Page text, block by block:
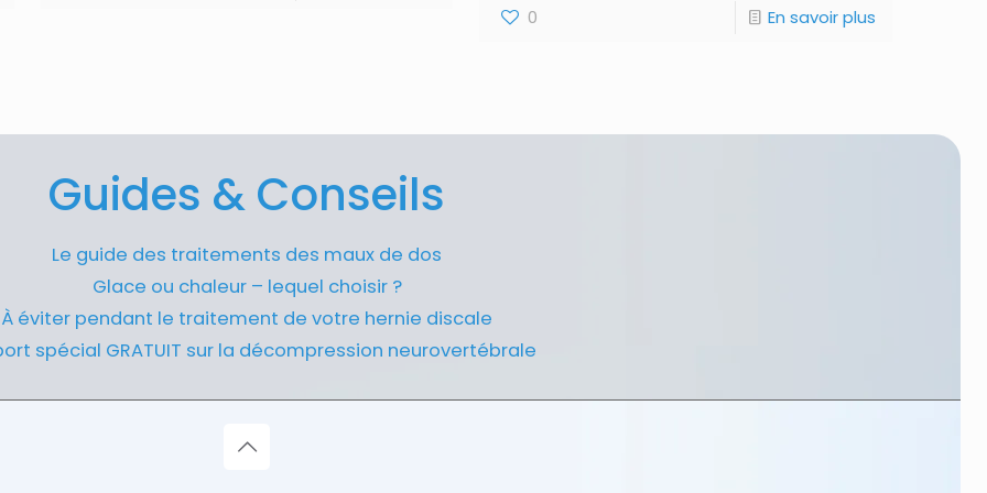
0 En savoir plus
Guides & Conseils
Le guide des traitements des maux de dos
Glace ou chaleur – lequel choisir ?
À éviter pendant le traitement de votre hernie discale
spécial GRATUIT sur la décompression neurovertébrale